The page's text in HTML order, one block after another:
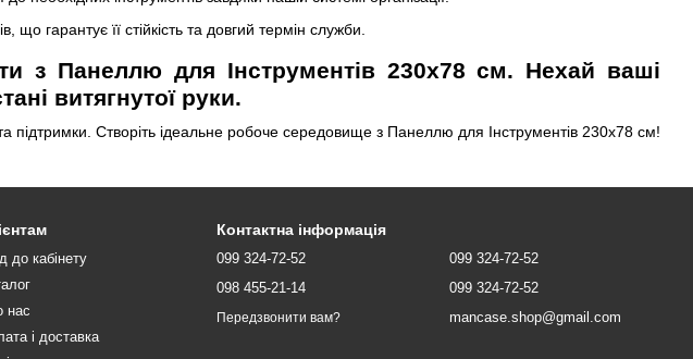
гарантує її стійкість та довгий термін служби.
з Панеллю для Інструментів 230х78 см. Нехай ваші
витягнутої руки.
підтримки. Створіть ідеальне робоче середовище з Панеллю для Інструментів 230х78 см!
до кабінету
нас
і доставка
Контактна інформація
099 324-72-52
098 455-21-14
Передзвонити вам?
099 324-72-52
099 324-72-52
mancase.shop@gmail.com